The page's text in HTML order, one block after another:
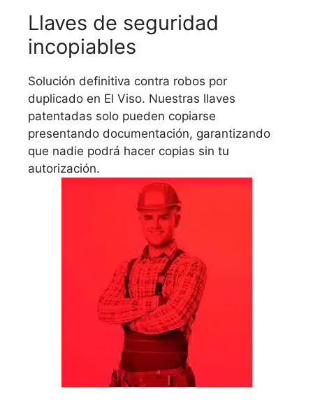
Llaves de seguridad
incopiables
Solución definitiva contra robos por
duplicado en El Viso. Nuestras llaves
patentadas solo pueden copiarse
presentando documentación, garantizando
que nadie podrá hacer copias sin tu
autorización.